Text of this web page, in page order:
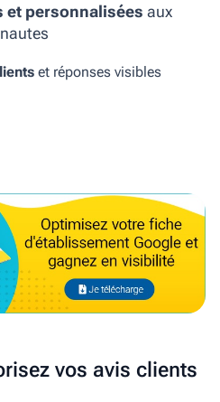
et personnalisées aux
et réponses visibles
vos avis clients